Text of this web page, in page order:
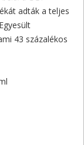
adták a teljes
43 százalékos